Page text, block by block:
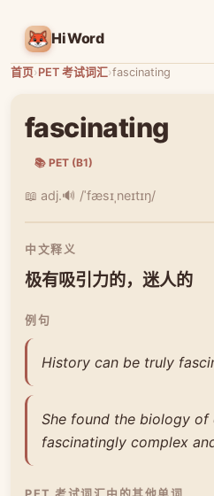
HiWord
首页›PET 考试词汇›fascinating
fascinating
📚 PET (B1)
📖 adj.🔊 /ˈfæsɪˌneɪtɪŋ/
中文释义
极有吸引力的，迷人的
例句
History can be truly
She found the biology of
fascinatingly complex
PET 考试词汇中的其他单词